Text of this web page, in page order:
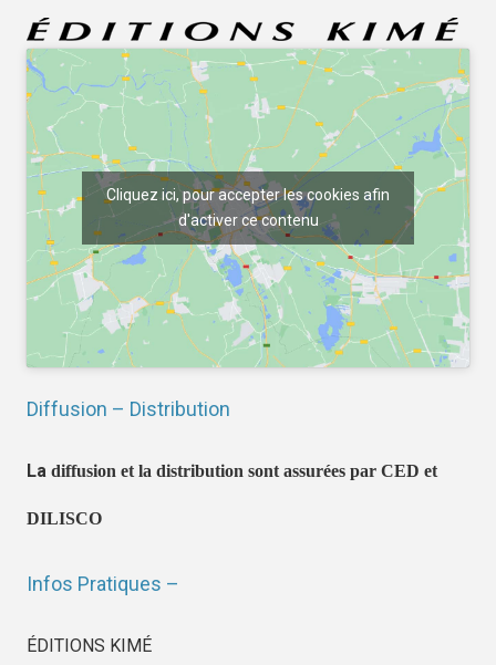
Cliquez ici, pour accepter les cookies afin
d'activer ce contenu
Diffusion – Distribution
La diffusion et la distribution sont assurées par CED et
DILISCO
Infos Pratiques –
ÉDITIONS KIMÉ